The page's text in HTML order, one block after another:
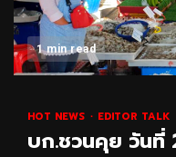
1 min read
HOT NEWS EDITOR TALK
บก.ชวนคุย วันที่